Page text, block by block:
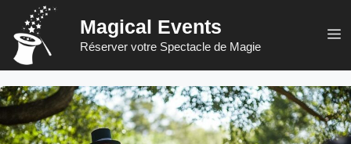
contenu
Magical Events
Réserver votre Spectacle de Magie